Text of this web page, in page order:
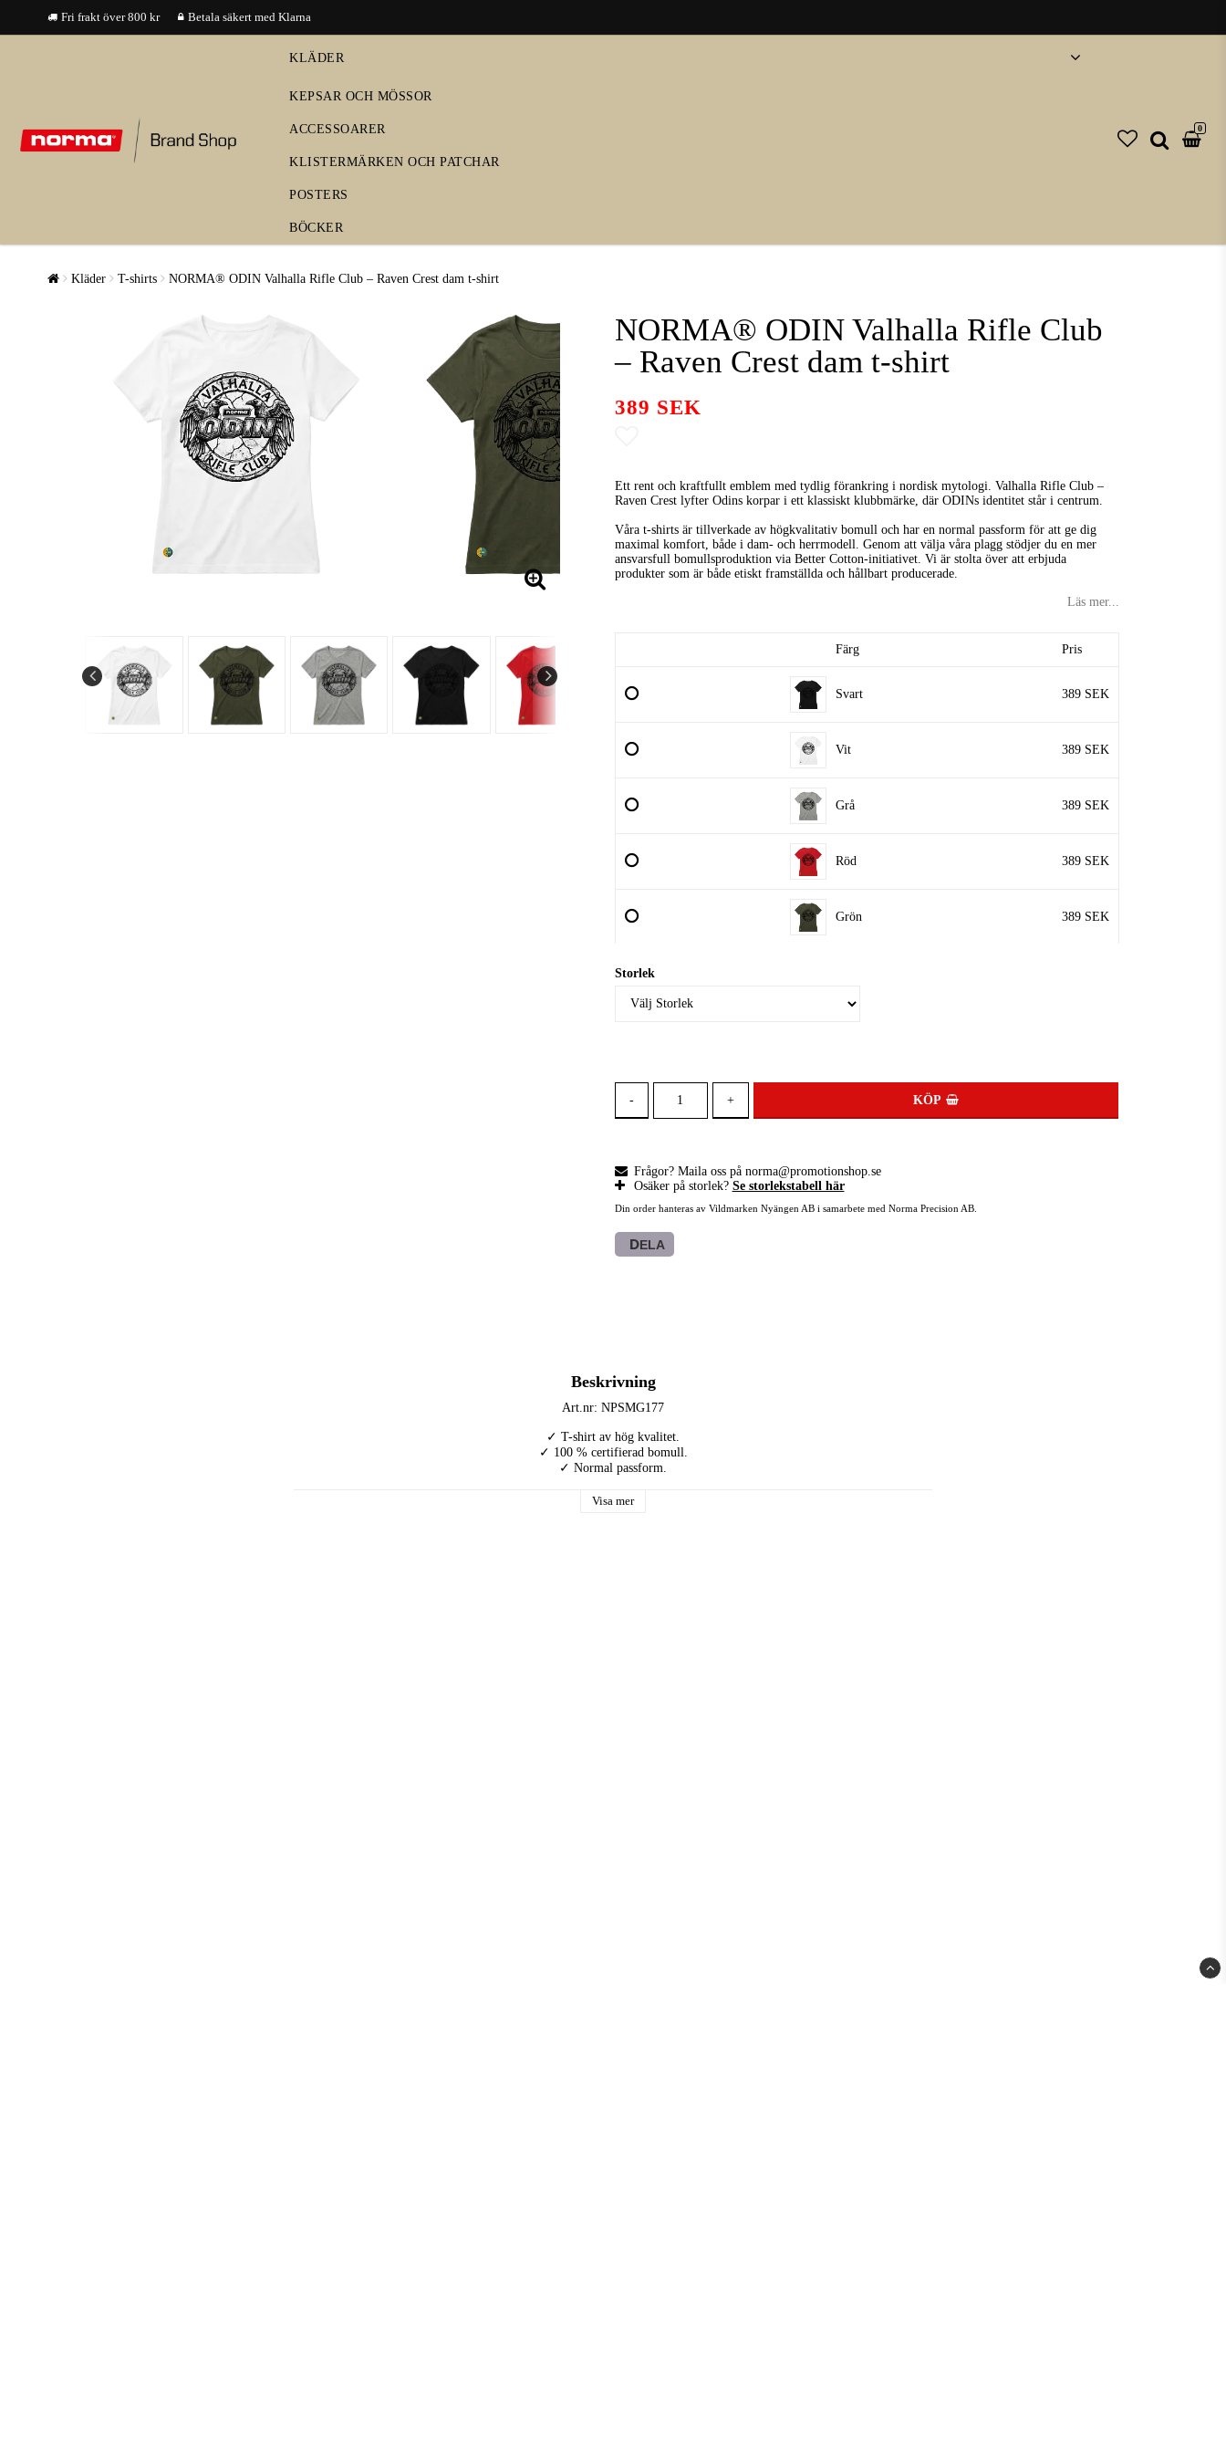
Fri frakt över 800 kr Betala säkert med Klarna
KLÄDER
KEPSAR OCH MÖSSOR
ACCESSOARER
KLISTERMÄRKEN OCH PATCHAR
POSTERS
BÖCKER
0
Kläder T-shirts NORMA® ODIN Valhalla Rifle Club – Raven Crest dam t-shirt
NORMA® ODIN Valhalla Rifle Club
– Raven Crest dam t-shirt
389 SEK
Ett rent och kraftfullt emblem med tydlig förankring i nordisk mytologi. Valhalla Rifle Club –
Raven Crest lyfter Odins korpar i ett klassiskt klubbmärke, där ODINs identitet står i centrum.
Våra t-shirts är tillverkade av högkvalitativ bomull och har en normal passform för att ge dig
maximal komfort, både i dam- och herrmodell. Genom att välja våra plagg stödjer du en mer
ansvarsfull bomullsproduktion via Better Cotton-initiativet. Vi är stolta över att erbjuda
produkter som är både etiskt framställda och hållbart producerade.
Läs mer...
Färg Pris
Svart 389 SEK
Vit 389 SEK
Grå 389 SEK
Röd 389 SEK
Grön 389 SEK
Storlek
- + KÖP
Frågor? Maila oss på norma@promotionshop.se
Osäker på storlek? Se storlekstabell här
Din order hanteras av Vildmarken Nyängen AB i samarbete med Norma Precision AB.
DELA
Beskrivning
Art.nr: NPSMG177
✓ T-shirt av hög kvalitet.
✓ 100 % certifierad bomull.
✓ Normal passform.
Visa mer